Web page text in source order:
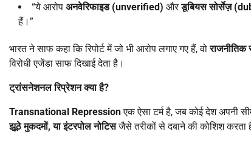
“ये आरोप अनवेरिफाइड (unverified) औरडूबियस सोर्सेज़
हैं।”
भारत ने साफ कहा कि रिपोर्ट में जो भी आरोप लगाए गए हैं, वोराजनीतिक
विरोधी एजेंडा साफ दिखाई देता है।
ट्रांसनेशनल रिप्रेशन क्या है?
Transnational Repressionएक ऐसा टर्म है, जब कोई देश अपनी
झूठे मुकदमों,या इंटरपोल नोटिसजैसे तरीकों से दबाने की कोशिश करता